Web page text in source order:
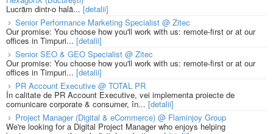
Lucrăm dintr-o hală...[detalii]
Senior Performance Marketing Specialist @ Zitec
Our promise: You choose how you'll work with us: remote-first or at our
offices in Timpuri... [detalii]
Senior SEO & GEO Specialist @ Zitec
Our promise: You choose how you'll work with us: remote-first or at our
offices in Timpuri... [detalii]
PR Account Executive @ TOTAL PR
În calitate de PR Account Executive, vei implementa proiecte de
comunicare corporate & consumer, în... [detalii]
Project Manager (Digital & eCommerce) @ Flaminjoy Group
We're looking for a Digital Project Manager who enjoys helping